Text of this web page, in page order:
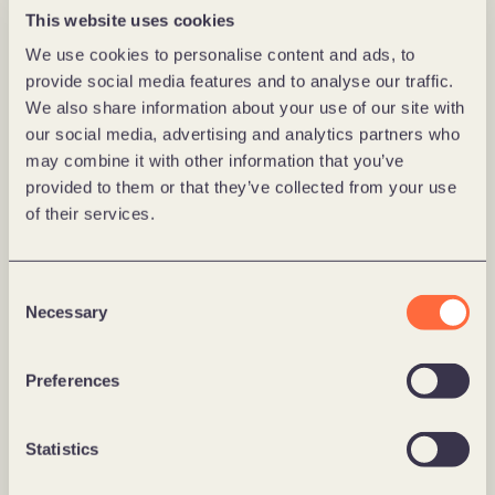
This website uses cookies
We use cookies to personalise content and ads, to
provide social media features and to analyse our traffic.
We also share information about your use of our site with
our social media, advertising and analytics partners who
may combine it with other information that you’ve
provided to them or that they’ve collected from your use
of their services.
Selection
Necessary
Preferences
Statistics
håndtere eller elminere støy.  Det betyr at man
fremdeles dykke inn i materien for å forstå hva som
skaper flaskehalser i teamene og på tvers av hele
organisasjonen. Men løsningene og prosessene man
bygger for å fjerne hindringer, eksponeres for langt
flere, og gjør at du blir en multiplikator – ikke en
brannslukker.
grobunnen til sukess for alle produkter. Men som
senior produktleder er du nå plutselig ansvarlig for
kapasitet, riktig prioritet og levert innenfor det som
ofte føles som en urettferdig tidslinje. Det er en av de